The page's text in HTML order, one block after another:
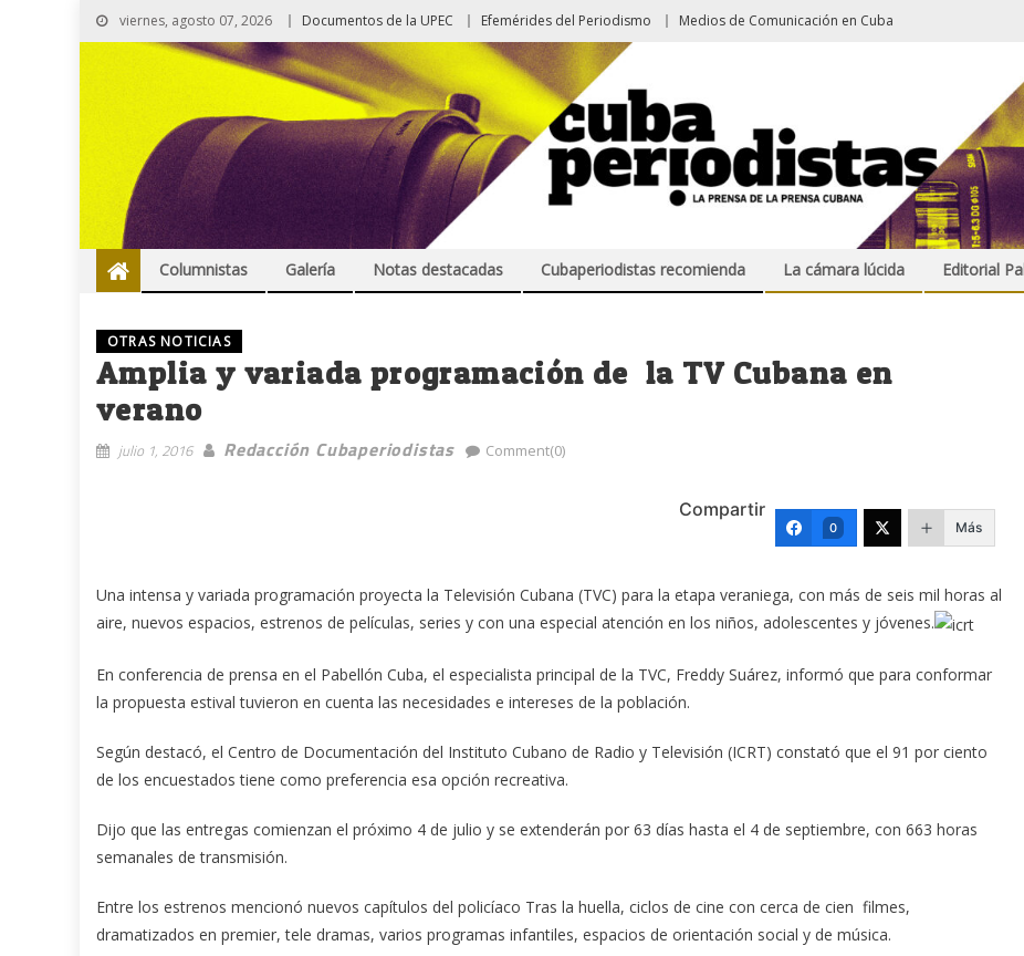
viernes, agosto 07, 2026 Documentos de la UPEC Efemérides del Periodismo Medios de Comunicación en Cuba
Columnistas Galería Notas destacadas Cubaperiodistas recomienda La cámara lúcida Editorial
OTRAS NOTICIAS
Amplia y variada programación de la TV Cubana en
verano
julio 1, 2016 Redacción Cubaperiodistas Comment(0)
Compartir
0 Más
Una intensa y variada programación proyecta la Televisión Cubana (TVC) para la etapa veraniega, con más de seis mil horas al
aire, nuevos espacios, estrenos de películas, series y con una especial atención en los niños, adolescentes y jóvenes.
En conferencia de prensa en el Pabellón Cuba, el especialista principal de la TVC, Freddy Suárez, informó que para conformar
la propuesta estival tuvieron en cuenta las necesidades e intereses de la población.
Según destacó, el Centro de Documentación del Instituto Cubano de Radio y Televisión (ICRT) constató que el 91 por ciento
de los encuestados tiene como preferencia esa opción recreativa.
Dijo que las entregas comienzan el próximo 4 de julio y se extenderán por 63 días hasta el 4 de septiembre, con 663 horas
semanales de transmisión.
Entre los estrenos mencionó nuevos capítulos del policíaco Tras la huella, ciclos de cine con cerca de cien filmes,
dramatizados en premier, tele dramas, varios programas infantiles, espacios de orientación social y de música.